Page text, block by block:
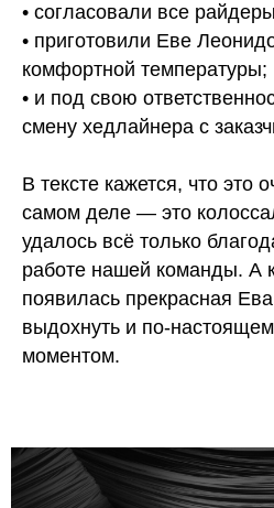
• согласовали все
• приготовили Еве
комфортной температуры;
• и под свою
смену хедлайнера с
В тексте кажется, что это
самом деле — это
удалось всё только
работе нашей команды. А
появилась прекрасная
выдохнуть и по-
моментом.